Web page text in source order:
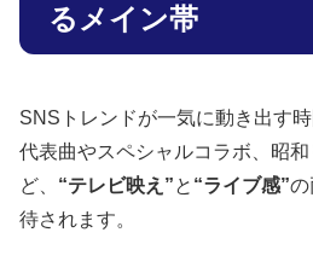
るメイン帯
SNSトレンドが一気に動き出す時
代表曲やスペシャルコラボ、昭
ど、 “テレビ映え”と “ライブ感”の
待されます。